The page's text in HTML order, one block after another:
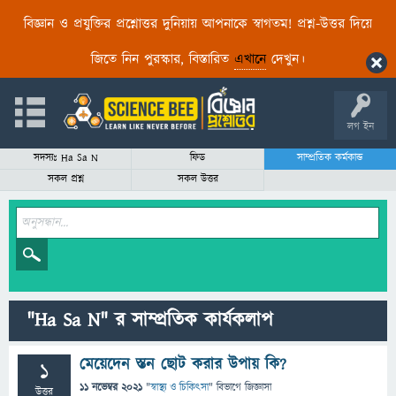
বিজ্ঞান ও প্রযুক্তির প্রশ্নোত্তর দুনিয়ায় আপনাকে স্বাগতম! প্রশ্ন-উত্তর দিয়ে
জিতে নিন পুরস্কার, বিস্তারিত এখানেদেখুন।
লগ ইন
সদস্যঃ Ha Sa N ফিড
সাম্প্রতিক কর্মকান্ড
সকল প্রশ্ন
সকল উত্তর
"Ha Sa N" র সাম্প্রতিক কার্যকলাপ
1
উত্তর
মেয়েদেন স্তন ছোট করার উপায় কি?
11 নভেম্বর 2021 "স্বাস্থ্য ও চিকিৎসা" বিভাগে জিজ্ঞাসা